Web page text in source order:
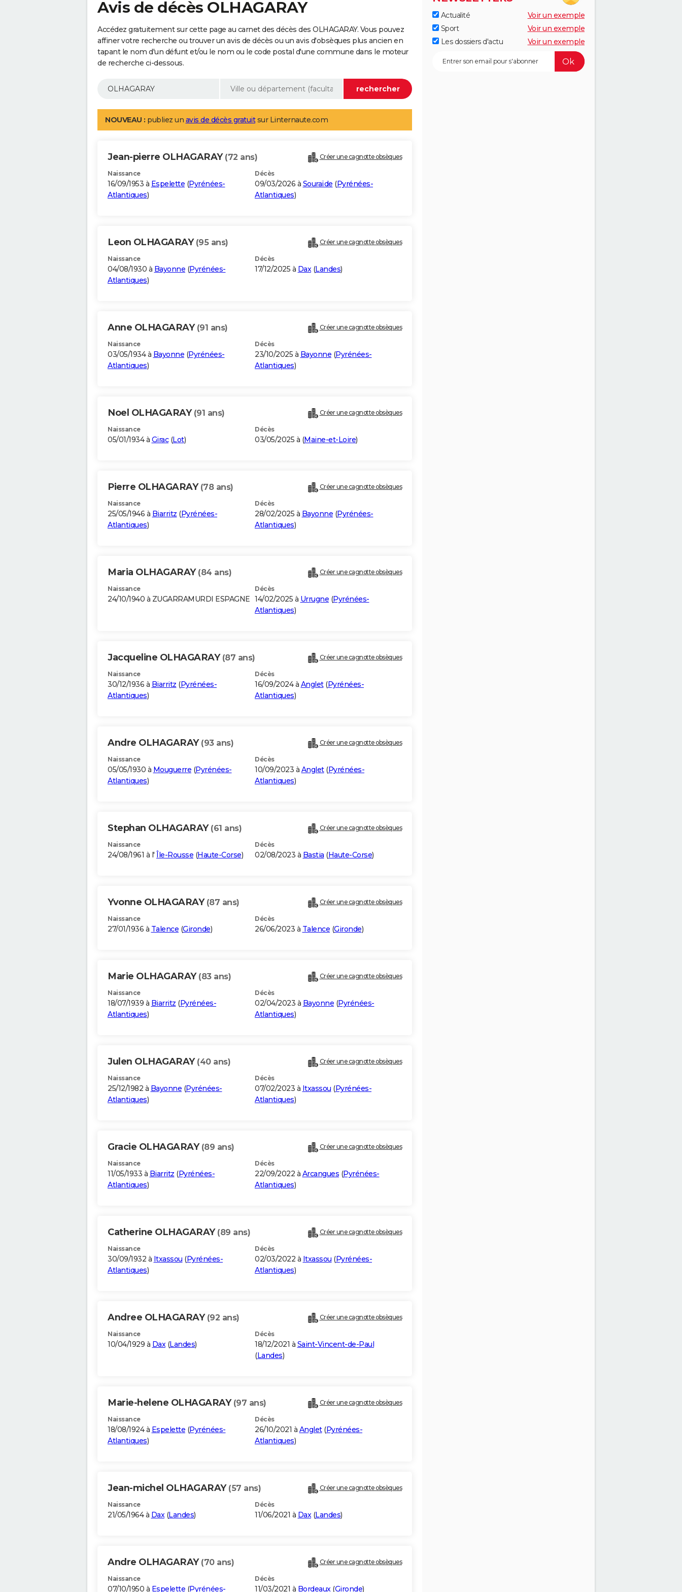
Avis de décès OLHAGARAY
Accédez gratuitement sur cette page au carnet des décès des OLHAGARAY. Vous pouvez
affiner votre recherche ou trouver un avis de décès ou un avis d'obsèques plus ancien en
tapant le nom d'un défunt et/ou le nom ou le code postal d'une commune dans le moteur
de recherche ci-dessous.
NOUVEAU : publiez un avis de décès gratuitsur Linternaute.com
Jean-pierre OLHAGARAY (72 ans) Créer une cagnotte obsèques
Naissance
16/09/1953 à Espelette (Pyrénées-
Atlantiques)
Décès
09/03/2026 à Souraïde (Pyrénées-
Atlantiques)
Leon OLHAGARAY (95 ans) Créer une cagnotte obsèques
Naissance
04/08/1930 à Bayonne (Pyrénées-
Atlantiques)
Décès
17/12/2025 à Dax(Landes)
Anne OLHAGARAY (91 ans) Créer une cagnotte obsèques
Naissance
03/05/1934 à Bayonne (Pyrénées-
Atlantiques)
Décès
23/10/2025 à Bayonne (Pyrénées-
Atlantiques)
Noel OLHAGARAY (91 ans) Créer une cagnotte obsèques
Naissance
05/01/1934 à Girac(Lot)
Décès
03/05/2025 à (Maine-et-Loire)
Pierre OLHAGARAY (78 ans) Créer une cagnotte obsèques
Naissance
25/05/1946 à Biarritz (Pyrénées-
Atlantiques)
Décès
28/02/2025 à Bayonne (Pyrénées-
Atlantiques)
Maria OLHAGARAY (84 ans) Créer une cagnotte obsèques
Naissance
24/10/1940 à ZUGARRAMURDI ESPAGNE
Décès
14/02/2025 à Urrugne (Pyrénées-
Atlantiques)
Jacqueline OLHAGARAY (87 ans) Créer une cagnotte obsèques
Naissance
30/12/1936 à Biarritz (Pyrénées-
Atlantiques)
Décès
16/09/2024 à Anglet(Pyrénées-
Atlantiques)
Andre OLHAGARAY (93 ans) Créer une cagnotte obsèques
Naissance
05/05/1930 à Mouguerre (Pyrénées-
Atlantiques)
Décès
10/09/2023 à Anglet(Pyrénées-
Atlantiques)
Stephan OLHAGARAY (61 ans) Créer une cagnotte obsèques
Naissance
24/08/1961 à l' Île-Rousse (Haute-Corse)
Décès
02/08/2023 à Bastia (Haute-Corse)
Yvonne OLHAGARAY (87 ans) Créer une cagnotte obsèques
Naissance
27/01/1936 à Talence (Gironde)
Décès
26/06/2023 à Talence (Gironde)
Marie OLHAGARAY (83 ans) Créer une cagnotte obsèques
Naissance
18/07/1939 à Biarritz (Pyrénées-
Atlantiques)
Décès
02/04/2023 à Bayonne (Pyrénées-
Atlantiques)
Julen OLHAGARAY (40 ans) Créer une cagnotte obsèques
Naissance
25/12/1982 à Bayonne (Pyrénées-
Atlantiques)
Décès
07/02/2023 à Itxassou (Pyrénées-
Atlantiques)
Gracie OLHAGARAY (89 ans) Créer une cagnotte obsèques
Naissance
11/05/1933 à Biarritz (Pyrénées-
Atlantiques)
Décès
22/09/2022 à Arcangues (Pyrénées-
Atlantiques)
Catherine OLHAGARAY (89 ans) Créer une cagnotte obsèques
Naissance
30/09/1932 à Itxassou (Pyrénées-
Atlantiques)
Décès
02/03/2022 à Itxassou (Pyrénées-
Atlantiques)
Andree OLHAGARAY (92 ans) Créer une cagnotte obsèques
Naissance
10/04/1929 à Dax(Landes)
Décès
18/12/2021 à Saint-Vincent-de-Paul
(Landes)
Marie-helene OLHAGARAY (97 ans) Créer une cagnotte obsèques
Naissance
18/08/1924 à Espelette (Pyrénées-
Atlantiques)
Décès
26/10/2021 à Anglet(Pyrénées-
Atlantiques)
Jean-michel OLHAGARAY (57 ans) Créer une cagnotte obsèques
Naissance
21/05/1964 à Dax(Landes)
Décès
11/06/2021 à Dax(Landes)
Andre OLHAGARAY (70 ans) Créer une cagnotte obsèques
Naissance
07/10/1950 à Espelette (Pyrénées-
Décès
11/03/2021 à Bordeaux(Gironde)
Actualité
Voir un exemple
Sport
Voir un exemple
Les dossiers d'actu
Voir un exemple